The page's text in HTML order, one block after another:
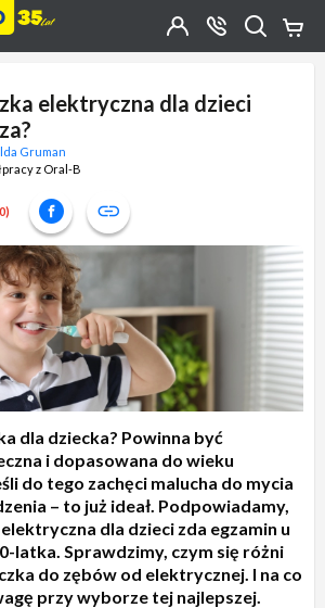
Moje
Konto
szukasz?
elektryczna dla dzieci
Gruman
z Oral-B
dla dziecka? Powinna być
i dopasowana do wieku
do tego zachęci malucha do mycia
– to już ideał. Podpowiadamy,
dla dzieci zda egzamin u
latka. Sprawdzimy, czym się różni
do zębów od elektrycznej. I na co
przy wyborze tej najlepszej.